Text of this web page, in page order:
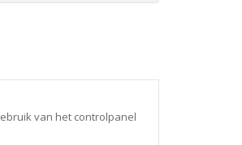
van het controlpanel